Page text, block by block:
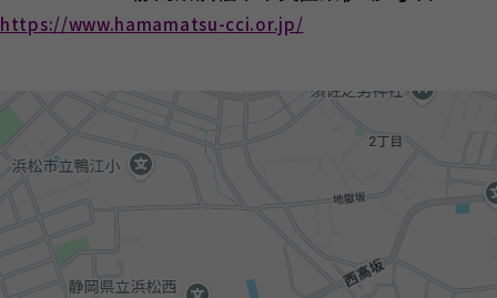
https://www.hamamatsu-cci.or.jp/